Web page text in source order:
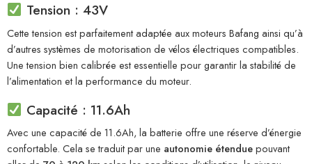
Tension : 43V
Cette tension est parfaitement adaptée aux moteurs Bafang ainsi qu’à
d’autres systèmes de motorisation de vélos électriques compatibles.
Une tension bien calibrée est essentielle pour garantir la stabilité de
l’alimentation et la performance du moteur.
Capacité : 11.6Ah
Avec une capacité de 11.6Ah, la batterie offre une réserve d’énergie
confortable. Cela se traduit par une autonomie étenduepouvant